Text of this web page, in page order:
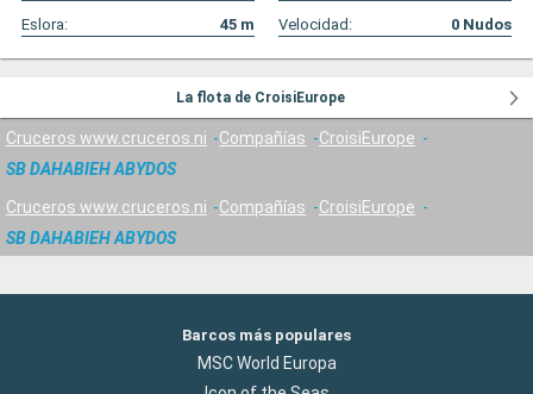
Eslora:
45 m Velocidad: 0 Nudos
La flota de CroisiEurope
Cruceros www.cruceros.ni Compañías
CroisiEurope
SB DAHABIEH ABYDOS
Cruceros www.cruceros.ni Compañías
CroisiEurope
SB DAHABIEH ABYDOS
Barcos más populares
MSC World Europa